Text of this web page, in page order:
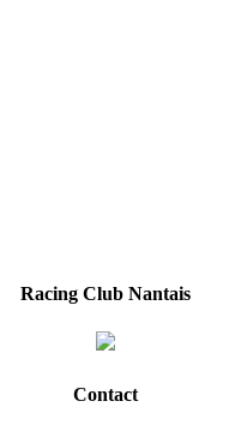
Racing Club Nantais
Contact